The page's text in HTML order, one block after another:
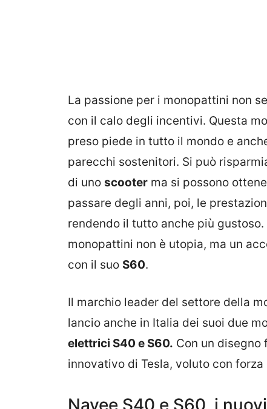
La passione per i monopattini non
con il calo degli incentivi. Questa
preso piede in tutto il mondo e
parecchi sostenitori. Si può
di uno scooter ma si possono
passare degli anni, poi, le
rendendo il tutto anche più gustoso.
monopattini non è utopia, ma un
con il suo S60.
Il marchio leader del settore della
lancio anche in Italia dei suoi due
elettrici S40 e S60. Con un
innovativo di Tesla, voluto con forza
Navee S40 e S60, i